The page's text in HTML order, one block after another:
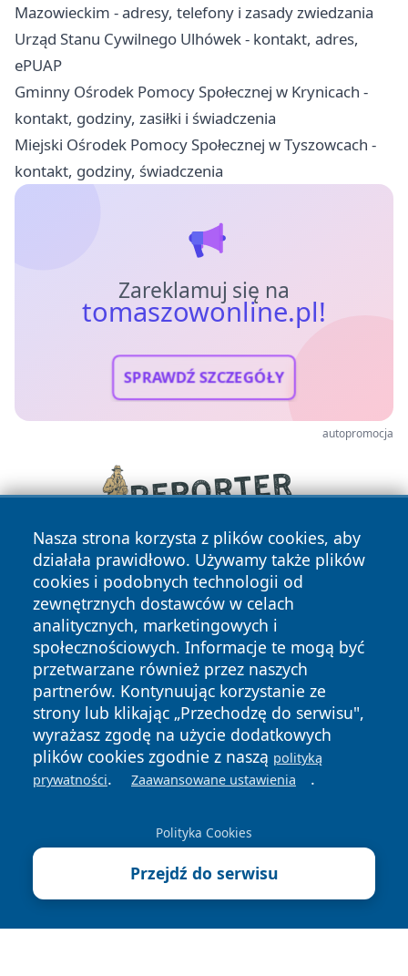
Mazowieckim - adresy, telefony i zasady zwiedzania
Urząd Stanu Cywilnego Ulhówek - kontakt, adres,
ePUAP
Gminny Ośrodek Pomocy Społecznej w Krynicach -
kontakt, godziny, zasiłki i świadczenia
Miejski Ośrodek Pomocy Społecznej w Tyszowcach -
kontakt, godziny, świadczenia
Zareklamuj się na
tomaszowonline.pl!
SPRAWDŹ SZCZEGÓŁY
autopromocja
Nasza strona korzysta z plików cookies, aby
działała prawidłowo. Używamy także plików
cookies i podobnych technologii od
zewnętrznych dostawców w celach
analitycznych, marketingowych i
społecznościowych. Informacje te mogą być
przetwarzane również przez naszych
partnerów. Kontynuując korzystanie ze
strony lub klikając „Przechodzę do serwisu",
wyrażasz zgodę na użycie dodatkowych
plików cookies zgodnie z naszą polityką
prywatności. Zaawansowane ustawienia .
Polityka Cookies
Przejdź do serwisu
Copyright © 2026 tomaszowonline.pl Wszystkie prawa
zastrzeżone.
News Autorzy
Polityka
Prywatności
Polityka
Cookies